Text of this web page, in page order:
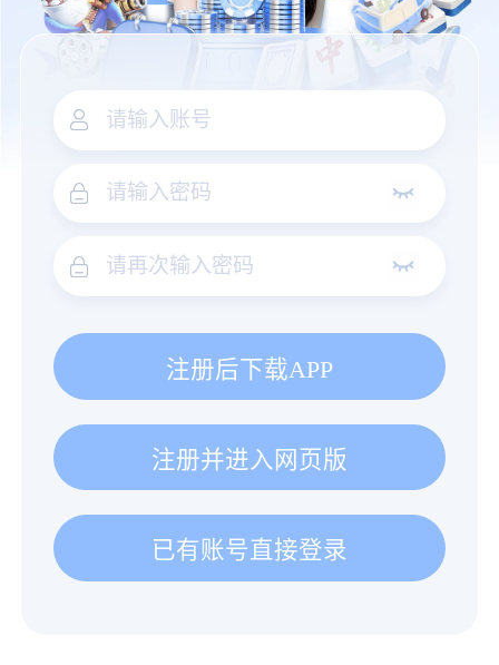
注册后下载APP
注册并进入网页版
已有账号直接登录